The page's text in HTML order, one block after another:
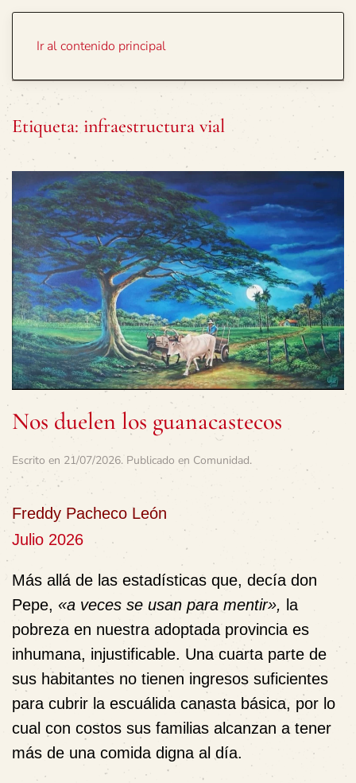
Ir al contenido principal
Etiqueta: infraestructura vial
Nos duelen los guanacastecos
Escrito en 21/07/2026. Publicado en Comunidad.
Freddy Pacheco León
Julio 2026
Más allá de las estadísticas que, decía don
Pepe, «a veces se usan para mentir», la
pobreza en nuestra adoptada provincia es
inhumana, injustificable. Una cuarta parte de
sus habitantes no tienen ingresos suficientes
para cubrir la escuálida canasta básica, por lo
cual con costos sus familias alcanzan a tener
más de una comida digna al día.